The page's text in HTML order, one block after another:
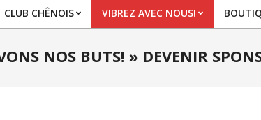
Primary
Menu
CLUB CHÊNOIS VIBREZ AVEC NOUS!
NOS BUTS! » DEVENIR